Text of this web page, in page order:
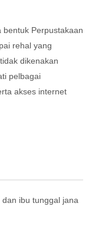
Perpustakaan
rehal yang
dikenakan
pelbagai
akses internet
ibu tunggal jana